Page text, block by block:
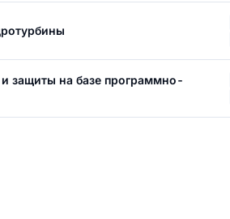
защиты на базе программно-